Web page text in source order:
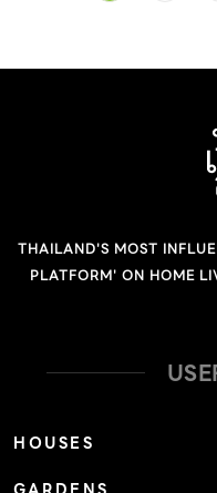
THAILAND'S MOST
PLATFORM' ON HOME
HOUSES